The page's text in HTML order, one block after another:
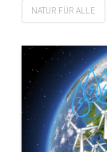
NATUR FÜR ALLE